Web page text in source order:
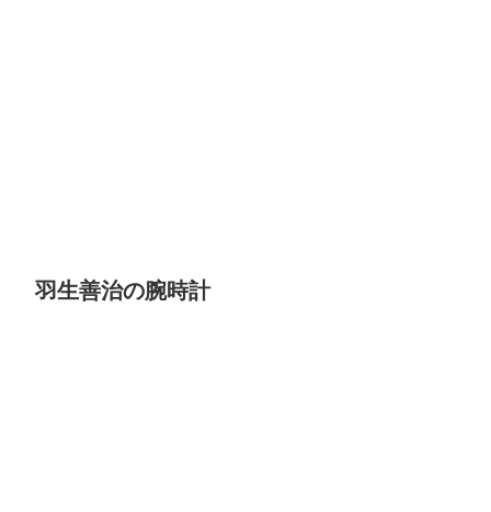
羽生善治の腕時計